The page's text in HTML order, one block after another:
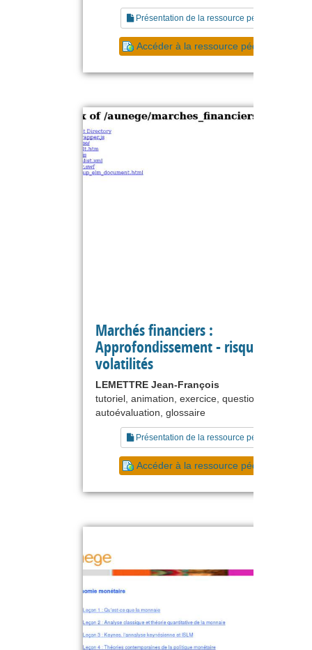
Présentation de la ressource pédagogique
Accéder à la ressource pédagogique
Marchés financiers :
Approfondissement - risques et
volatilités
LEMETTRE Jean-François
tutoriel, animation, exercice, questionnaire,
autoévaluation, glossaire
Présentation de la ressource pédagogique
Accéder à la ressource pédagogique